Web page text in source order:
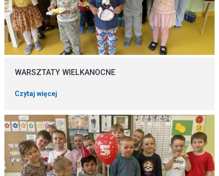
WARSZTATY WIELKANOCNE
Czytaj więcej